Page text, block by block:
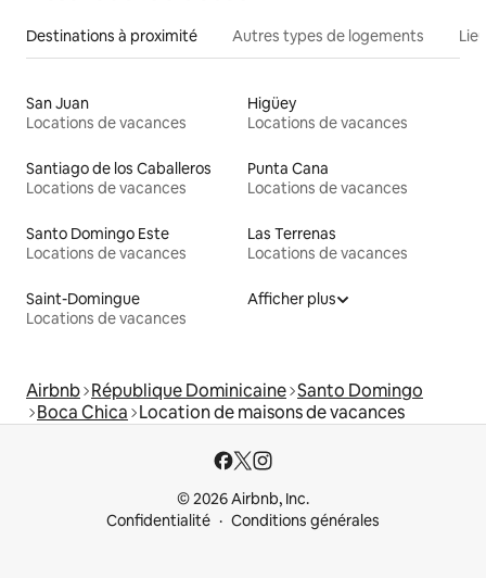
Destinations à proximité Autres types de logements
San Juan
Locations de vacances
Higüey
Locations de vacances
Santiago de los Caballeros
Locations de vacances
Punta Cana
Locations de vacances
Santo Domingo Este
Locations de vacances
Las Terrenas
Locations de vacances
Saint-Domingue
Locations de vacances
Afficher plus
Airbnb République Dominicaine Santo Domingo
Boca Chica Location de maisons de vacances
© 2026 Airbnb, Inc.
Confidentialité
Conditions générales